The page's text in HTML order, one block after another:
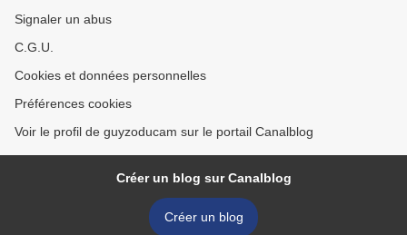
Signaler un abus
C.G.U.
Cookies et données personnelles
Préférences cookies
Voir le profil de guyzoducam sur le portail Canalblog
Créer un blog sur Canalblog
Créer un blog